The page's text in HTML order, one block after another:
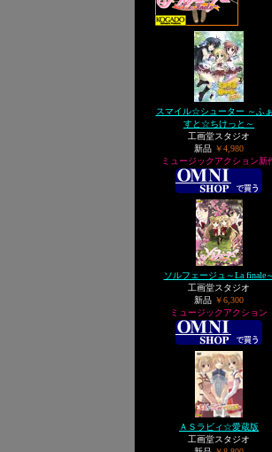
スマイル☆シューター ～ふ
すと☆ちけっと～
工画堂スタジオ
新品 ￥4,980
ミュージックアクション新
ソルフェージュ～La finale～
工画堂スタジオ
新品 ￥6,300
ミュージックアクション
ＡＳラビィ☆愛蔵版
工画堂スタジオ